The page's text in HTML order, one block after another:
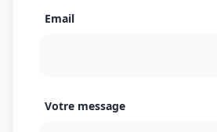
Email
Votre message